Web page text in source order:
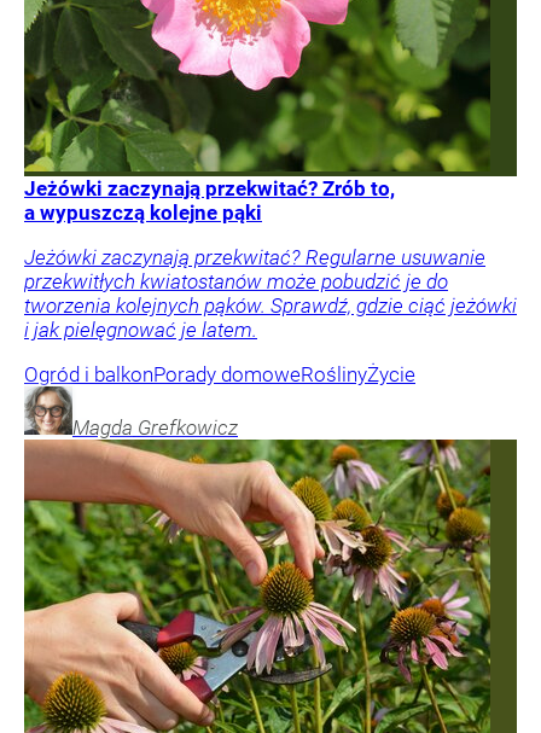
Jeżówki zaczynają przekwitać? Zrób to,
a wypuszczą kolejne pąki
Jeżówki zaczynają przekwitać? Regularne usuwanie
przekwitłych kwiatostanów może pobudzić je do
tworzenia kolejnych pąków. Sprawdź, gdzie ciąć jeżówki
i jak pielęgnować je latem.
Ogród i balkonPorady domoweRoślinyŻycie
Magda Grefkowicz